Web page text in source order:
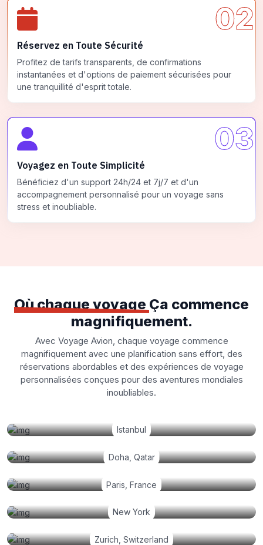
02
Réservez en Toute Sécurité
Profitez de tarifs transparents, de confirmations
instantanées et d'options de paiement sécurisées pour
une tranquillité d'esprit totale.
03
Voyagez en Toute Simplicité
Bénéficiez d'un support 24h/24 et 7j/7 et d'un
accompagnement personnalisé pour un voyage sans
stress et inoubliable.
Où chaque voyage Ça commence
magnifiquement.
Avec Voyage Avion, chaque voyage commence
magnifiquement avec une planification sans effort, des
réservations abordables et des expériences de voyage
personnalisées conçues pour des aventures mondiales
inoubliables.
Istanbul
Doha, Qatar
Paris, France
New York
Zurich, Switzerland